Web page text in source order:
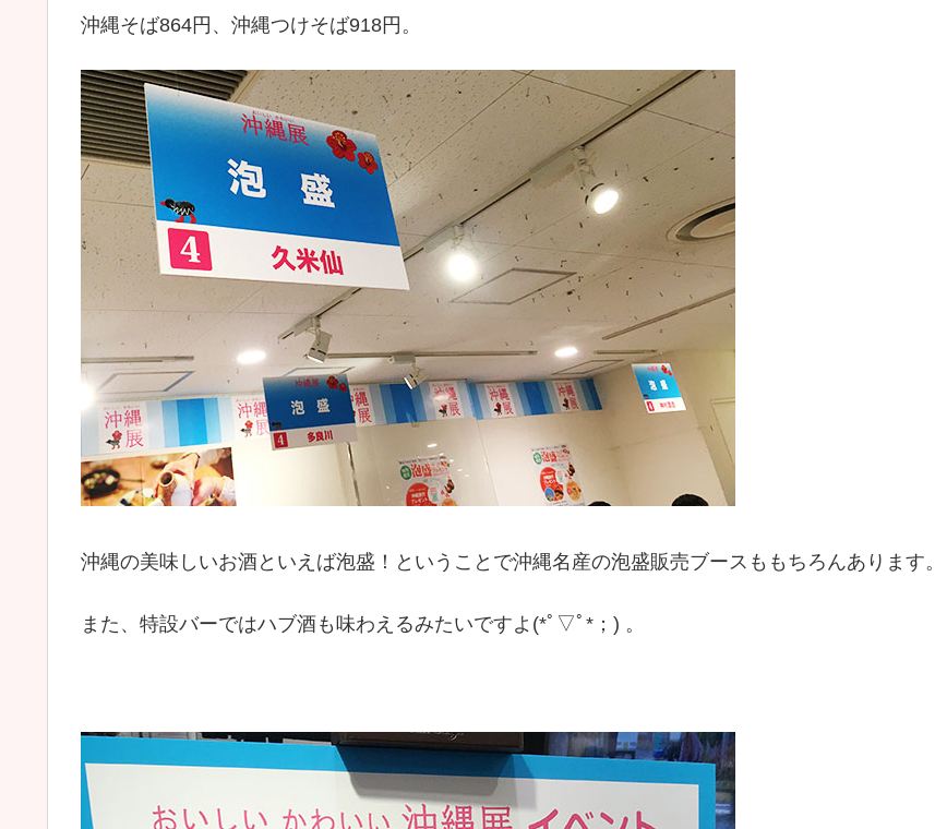
沖縄そば864円、沖縄つけそば918円。
沖縄の美味しいお酒といえば泡盛！ということで沖縄名産の泡盛販売ブースももちろんあります。
また、特設バーではハブ酒も味わえるみたいですよ(*ﾟ▽ﾟ*；) 。